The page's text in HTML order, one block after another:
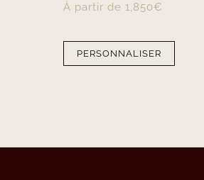
À partir de 1,850€
PERSONNALISER